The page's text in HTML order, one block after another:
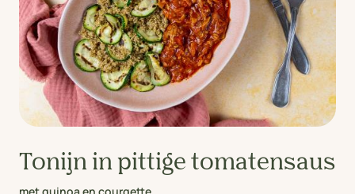
Tonijn in pittige tomatensaus
met quinoa en courgette